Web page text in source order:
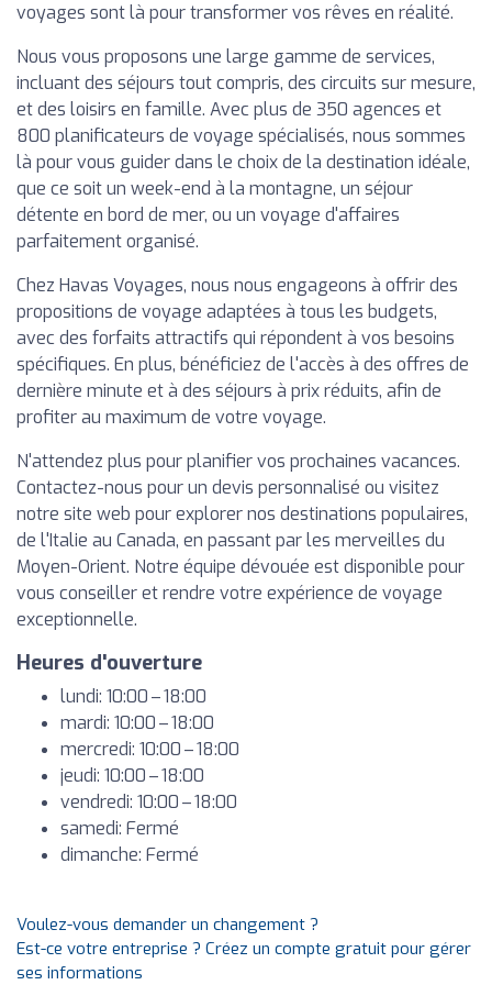
voyages sont là pour transformer vos rêves en réalité.
Nous vous proposons une large gamme de services,
incluant des séjours tout compris, des circuits sur mesure,
et des loisirs en famille. Avec plus de 350 agences et
800 planificateurs de voyage spécialisés, nous sommes
là pour vous guider dans le choix de la destination idéale,
que ce soit un week-end à la montagne, un séjour
détente en bord de mer, ou un voyage d'affaires
parfaitement organisé.
Chez Havas Voyages, nous nous engageons à offrir des
propositions de voyage adaptées à tous les budgets,
avec des forfaits attractifs qui répondent à vos besoins
spécifiques. En plus, bénéficiez de l'accès à des offres de
dernière minute et à des séjours à prix réduits, afin de
profiter au maximum de votre voyage.
N'attendez plus pour planifier vos prochaines vacances.
Contactez-nous pour un devis personnalisé ou visitez
notre site web pour explorer nos destinations populaires,
de l'Italie au Canada, en passant par les merveilles du
Moyen-Orient. Notre équipe dévouée est disponible pour
vous conseiller et rendre votre expérience de voyage
exceptionnelle.
Heures d'ouverture
lundi: 10:00 – 18:00
mardi: 10:00 – 18:00
mercredi: 10:00 – 18:00
jeudi: 10:00 – 18:00
vendredi: 10:00 – 18:00
samedi: Fermé
dimanche: Fermé
Voulez-vous demander un changement ?
Est-ce votre entreprise ? Créez un compte gratuit pour gérer
ses informations